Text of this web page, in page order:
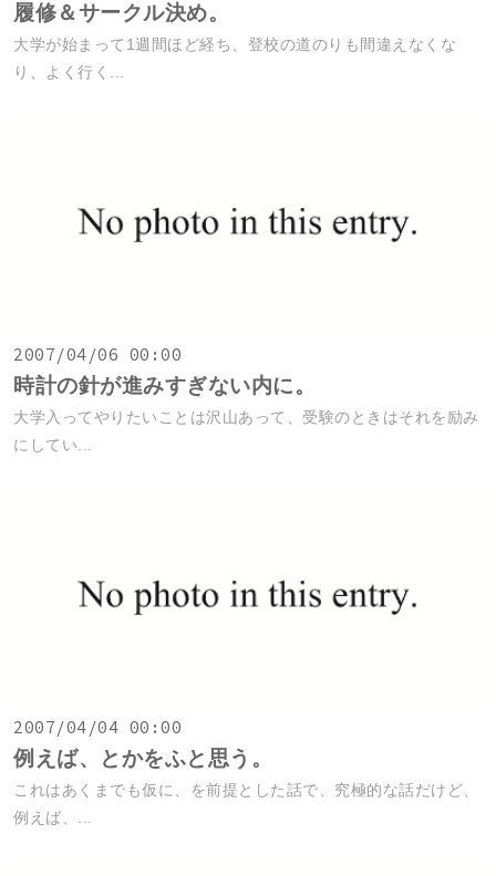
履修＆サークル決め。
大学が始まって1週間ほど経ち、登校の道のりも間違えなくな
り、よく行く...
2007/04/06 00:00
時計の針が進みすぎない内に。
大学入ってやりたいことは沢山あって、受験のときはそれを励み
にしてい...
2007/04/04 00:00
例えば、とかをふと思う。
これはあくまでも仮に、を前提とした話で、究極的な話だけど、
例えば、...